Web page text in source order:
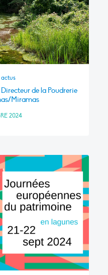
actus
de la Poudrerie
Miramas
2024